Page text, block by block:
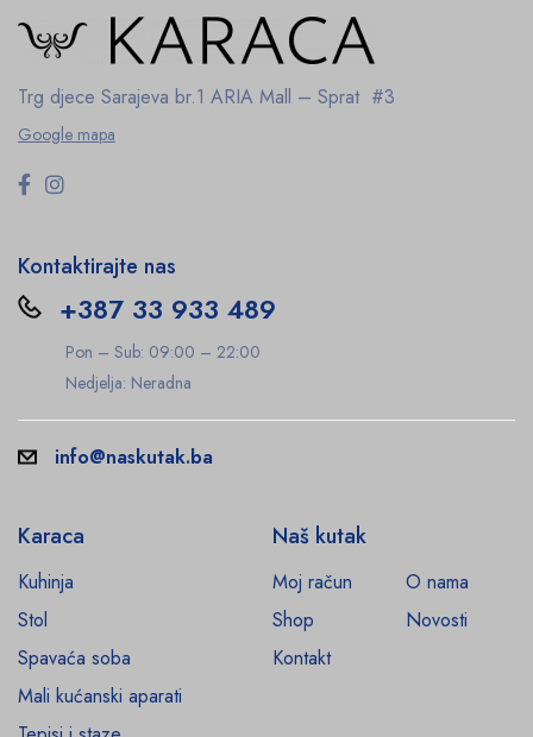
Trg djece Sarajeva br.1 ARIA Mall – Sprat #3
Google mapa
Kontaktirajte nas
+387 33 933 489
Pon – Sub: 09:00 – 22:00
Nedjelja: Neradna
info@naskutak.ba
Karaca
Kuhinja
Stol
Spavaća soba
Mali kućanski aparati
Naš kutak
Moj račun
O nama
Shop
Novosti
Kontakt